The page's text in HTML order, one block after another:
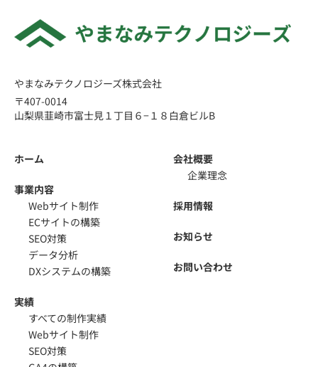
やまなみテクノロジーズ株式会社
〒407-0014
山梨県韮崎市富士見１丁目６−１８白倉ビルB
会社概要
企業理念
採用情報
お知らせ
お問い合わせ
実績
すべての制作実績
Webサイト制作
SEO対策
ホーム
事業内容
Webサイト制作
ECサイトの構築
SEO対策
データ分析
DXシステムの構築